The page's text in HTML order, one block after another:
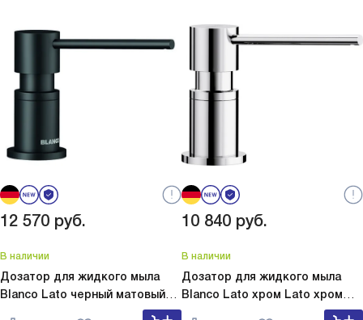
12 570 руб.
В наличии
Дозатор для жидкого мыла
Blanco Lato черный матовый
Lato черный матовый 525789
10 840 руб.
В наличии
Дозатор для жидкого мыла
Blanco Lato хром Lato хром